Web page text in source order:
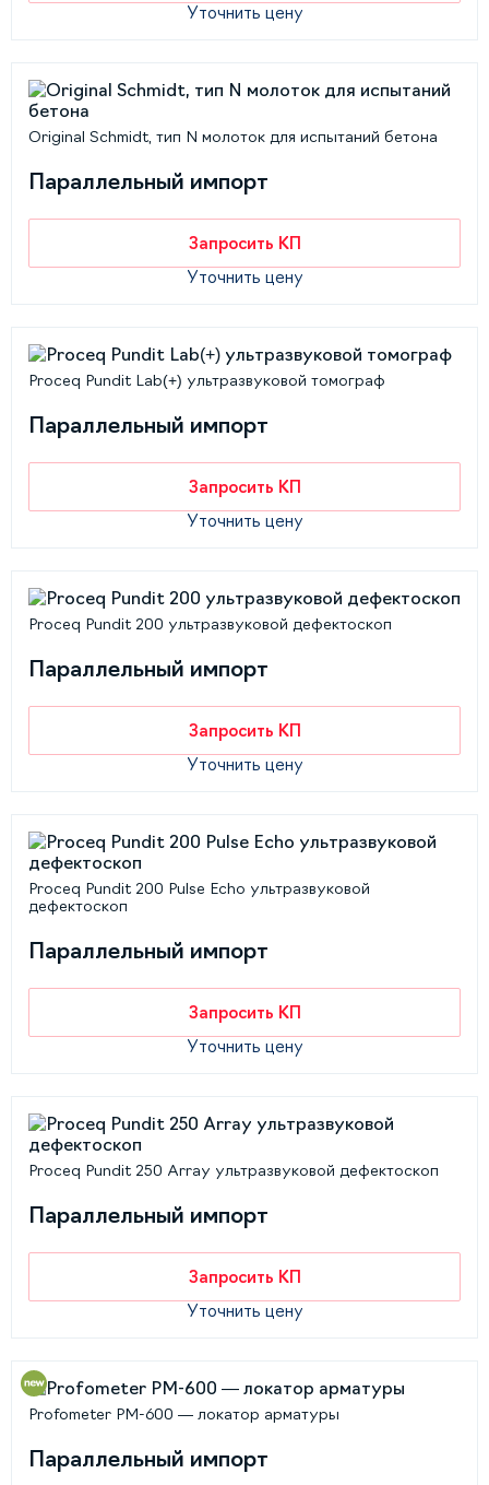
Уточнить цену
Original Schmidt, тип N молоток для испытаний бетона
Параллельный импорт
Запросить КП
Уточнить цену
Proceq Pundit Lab(+) ультразвуковой томограф
Параллельный импорт
Запросить КП
Уточнить цену
Proceq Pundit 200 ультразвуковой дефектоскоп
Параллельный импорт
Запросить КП
Уточнить цену
Proceq Pundit 200 Pulse Echo ультразвуковой
дефектоскоп
Параллельный импорт
Запросить КП
Уточнить цену
Proceq Pundit 250 Array ультразвуковой дефектоскоп
Параллельный импорт
Запросить КП
Уточнить цену
Profometer PM-600 — локатор арматуры
Параллельный импорт